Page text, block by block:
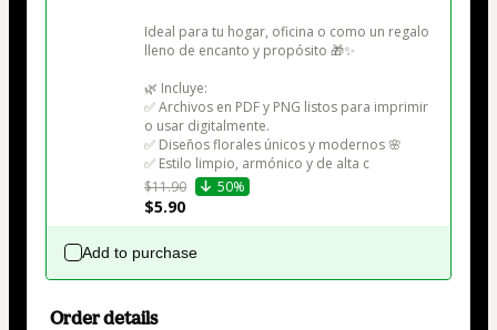
Ideal para tu hogar, oficina o como un regalo
lleno de encanto y propósito 🎁✨
🌿 Incluye:
✅ Archivos en PDF y PNG listos para imprimir
o usar digitalmente.
✅ Diseños florales únicos y modernos 🌸
✅ Estilo limpio, armónico y de alta c
$11.90
50%
$5.90
Add to purchase
Order details